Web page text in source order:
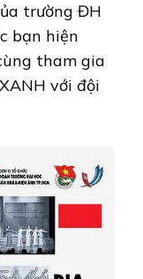
trường ĐH
bạn hiện
tham gia
với đội